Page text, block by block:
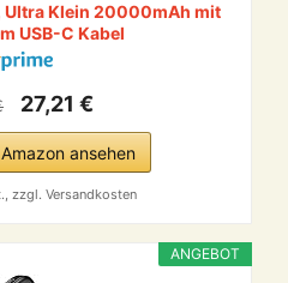
Ultra Klein 20000mAh mit
USB-C Kabel
27,21 €
ansehen
zzgl. Versandkosten
ANGEBOT